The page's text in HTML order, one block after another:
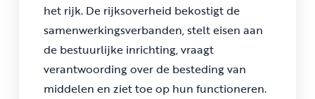
het rijk. De rijksoverheid bekostigt de
samenwerkingsverbanden, stelt eisen aan
de bestuurlijke inrichting, vraagt
verantwoording over de besteding van
middelen en ziet toe op hun functioneren.